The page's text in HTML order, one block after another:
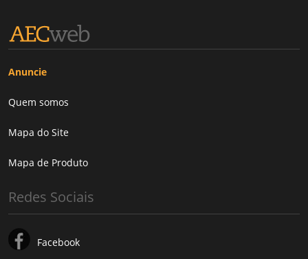
Anuncie
Quem somos
Mapa do Site
Mapa de Produto
Redes Sociais
Facebook